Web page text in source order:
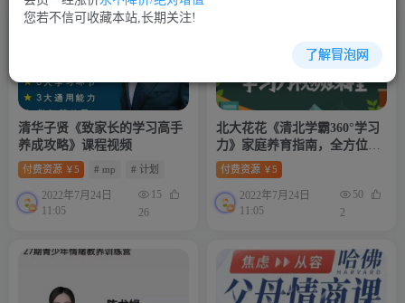
清华子贤《致家长的学习高手
养成攻略》课程视频
付费资源 ￥5 # mp # 计划
2022年7月24日
11:05
15
26
北大花花《清北学霸360°学习
力》家庭养育指南，全方位解
决学习和成长问题
付费资源 ￥5
2022年7月24日
11:05
50
2
您若不信可收藏本站,长期关注!
了解冒泡网